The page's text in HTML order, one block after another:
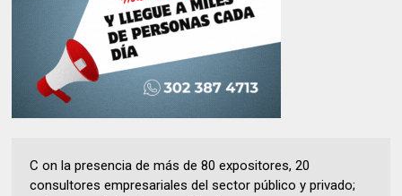
C on la presencia de más de 80 expositores, 20
consultores empresariales del sector público y privado;